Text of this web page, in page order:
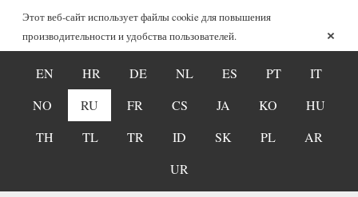
Этот веб-сайт использует файлы cookie для повышения
производительности и удобства пользователей.
×
EN HR DE NL ES PT
IT
NO
RU FR CS JA KO
HU
TH
TL TR ID SK PL
AR
UR